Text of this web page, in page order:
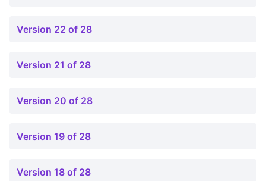
Version 22 of 28
Version 21 of 28
Version 20 of 28
Version 19 of 28
Version 18 of 28